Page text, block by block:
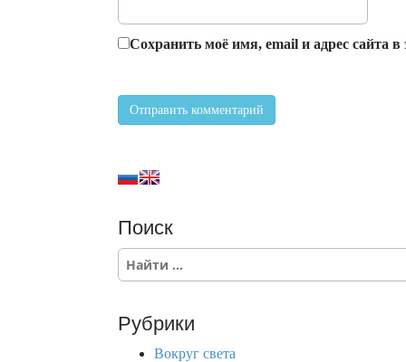
Сохранить моё имя, email и адрес сайта
Поиск
S
c
Рубрики
Вокруг света